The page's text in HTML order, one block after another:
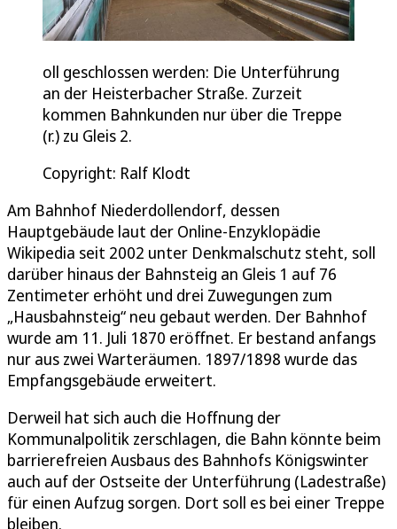
oll geschlossen werden: Die Unterführung
an der Heisterbacher Straße. Zurzeit
kommen Bahnkunden nur über die Treppe
(r.) zu Gleis 2.
Copyright: Ralf Klodt
Am Bahnhof Niederdollendorf, dessen
Hauptgebäude laut der Online-Enzyklopädie
Wikipedia seit 2002 unter Denkmalschutz steht, soll
darüber hinaus der Bahnsteig an Gleis 1 auf 76
Zentimeter erhöht und drei Zuwegungen zum
„Hausbahnsteig“ neu gebaut werden. Der Bahnhof
wurde am 11. Juli 1870 eröffnet. Er bestand anfangs
nur aus zwei Warteräumen. 1897/1898 wurde das
Empfangsgebäude erweitert.
Derweil hat sich auch die Hoffnung der
Kommunalpolitik zerschlagen, die Bahn könnte beim
barrierefreien Ausbaus des Bahnhofs Königswinter
auch auf der Ostseite der Unterführung (Ladestraße)
für einen Aufzug sorgen. Dort soll es bei einer Treppe
bleiben.